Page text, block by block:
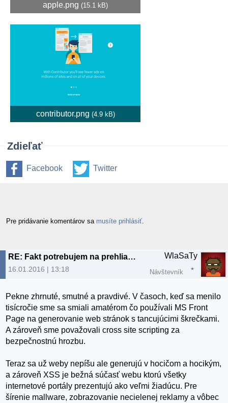
apple.png (15.1 kB)
contributor.png (4.9 kB)
Zdieľať
Facebook Twitter
Pre pridávanie komentárov sa musíte prihlásiť
RE: Fakt potrebujem na prehliadanie webu nový počítač?
16.01.2016 | 13:18
WlaSaTy
Návštevník
Pekne zhrnuté, smutné a pravdivé. V časoch, keď sa menilo
tisícročie sme sa smiali amatérom čo používali MS Front
Page na generovanie web stránok s tancujúcimi škrečkami.
A zároveň sme považovali cross site scripting za
bezpečnostnú hrozbu.
Teraz sa už weby nepíšu ale generujú v hocičom a hocikým,
a zároveň XSS je bežná súčasť webu ktorú všetky
internetové portály prezentujú ako veľmi žiadúcu. Pre
šírenie mallware, zobrazovanie necielenej reklamy a vôbec